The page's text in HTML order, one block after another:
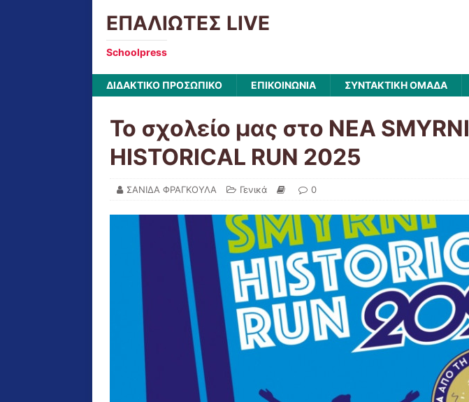
ΕΠΑΛΙΩΤΕΣ LIVE
Schoolpress
ΔΙΔΑΚΤΙΚΟ ΠΡΟΣΩΠΙΚΟ ΕΠΙΚΟΙΝΩΝΙΑ ΣΥΝΤΑΚΤΙΚΗ ΟΜΑΔΑ
Το σχολείο μας στο ΝΕΑ SMYRNI
HISTORICAL RUN 2025
ΣΑΝΙΔΑ ΦΡΑΓΚΟΥΛΑ Γενικά 0